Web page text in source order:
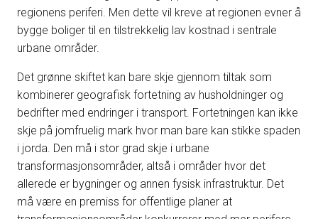
regionens periferi. Men dette vil kreve at regionen evner å
bygge boliger til en tilstrekkelig lav kostnad i sentrale
urbane områder.
Det grønne skiftet kan bare skje gjennom tiltak som
kombinerer geografisk fortetning av husholdninger og
bedrifter med endringer i transport. Fortetningen kan ikke
skje på jomfruelig mark hvor man bare kan stikke spaden
i jorda. Den må i stor grad skje i urbane
transformasjonsområder, altså i områder hvor det
allerede er bygninger og annen fysisk infrastruktur. Det
må være en premiss for offentlige planer at